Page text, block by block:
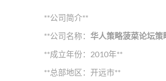
**公司简介**
**公司名称： 华人策略菠菜论坛策
**成立年份：2010年**
**总部地区：开远市**